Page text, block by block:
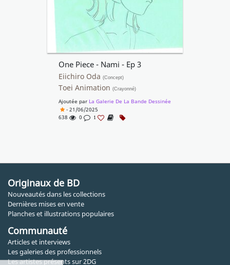
One Piece - Nami - Ep 3
Eiichiro Oda (Concept)
Toei Animation (Crayonné)
Ajoutée par La Galerie De La Bande Dessinée
- 21/06/2025
638
0 1
Originaux de BD
Nouveautés dans les collections
Dernières mises en vente
Planches et illustrations populaires
Communauté
Articles et interviews
Les galeries des professionnels
Les artistes présents sur 2DG